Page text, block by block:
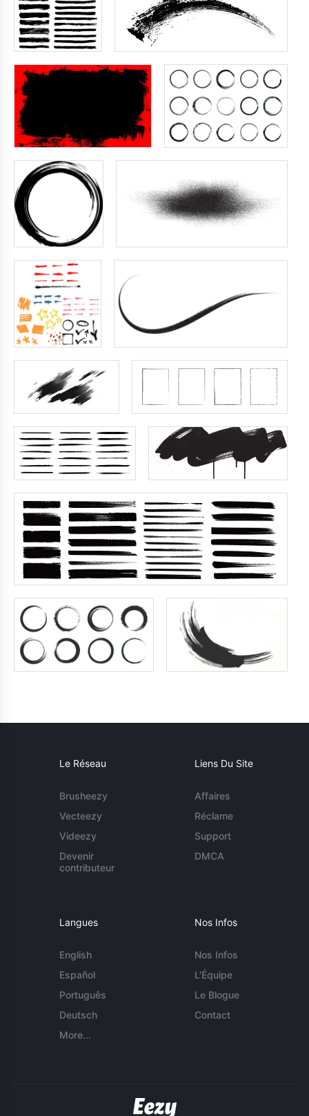
Le Réseau
Brusheezy
Vecteezy
Videezy
Devenir
contributeur
Liens Du Site
Affaires
Réclame
Support
DMCA
Langues
English
Español
Português
Deutsch
More...
Nos Infos
Nos Infos
L'Équipe
Le Blogue
Contact